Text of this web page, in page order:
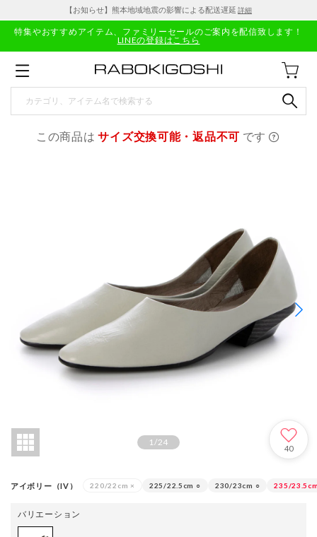
【お知らせ】熊本地域地震の影響による配送遅延 詳細
特集やおすすめアイテム、ファミリーセールのご案内を配信致します！
LINEの登録はこちら
この商品はサイズ交換可能・返品不可 です
1/24
40
アイボリー（IV） 220/22cm × 225/22.5cm ○ 230/23cm ○ 235/
バリエーション